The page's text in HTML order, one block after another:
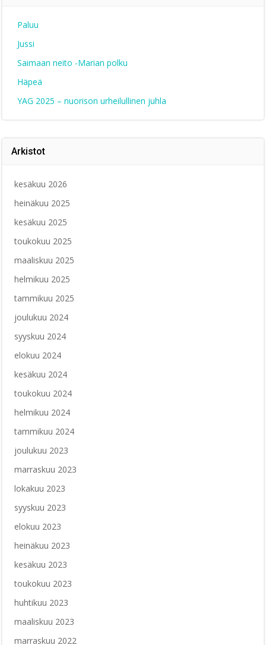
Paluu
Jussi
Saimaan neito -Marian polku
Häpeä
YAG 2025 – nuorison urheilullinen juhla
Arkistot
kesäkuu 2026
heinäkuu 2025
kesäkuu 2025
toukokuu 2025
maaliskuu 2025
helmikuu 2025
tammikuu 2025
joulukuu 2024
syyskuu 2024
elokuu 2024
kesäkuu 2024
toukokuu 2024
helmikuu 2024
tammikuu 2024
joulukuu 2023
marraskuu 2023
lokakuu 2023
syyskuu 2023
elokuu 2023
heinäkuu 2023
kesäkuu 2023
toukokuu 2023
huhtikuu 2023
maaliskuu 2023
marraskuu 2022